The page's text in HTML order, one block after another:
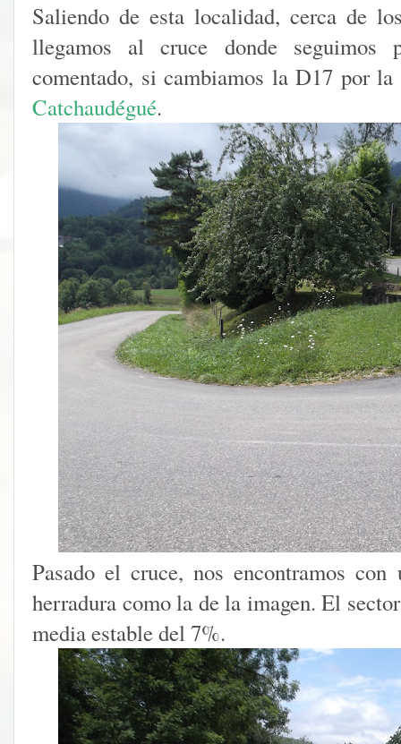
Saliendo de esta localidad, cerca de
llegamos al cruce donde
comentado, si cambiamos la D17 por
Catchaudégué.
Pasado el cruce, nos encontramos
herradura como la de la imagen. El
media estable del 7%.